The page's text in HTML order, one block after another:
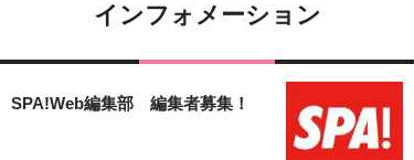
インフォメーション
SPA!Web編集部 編集者募集！